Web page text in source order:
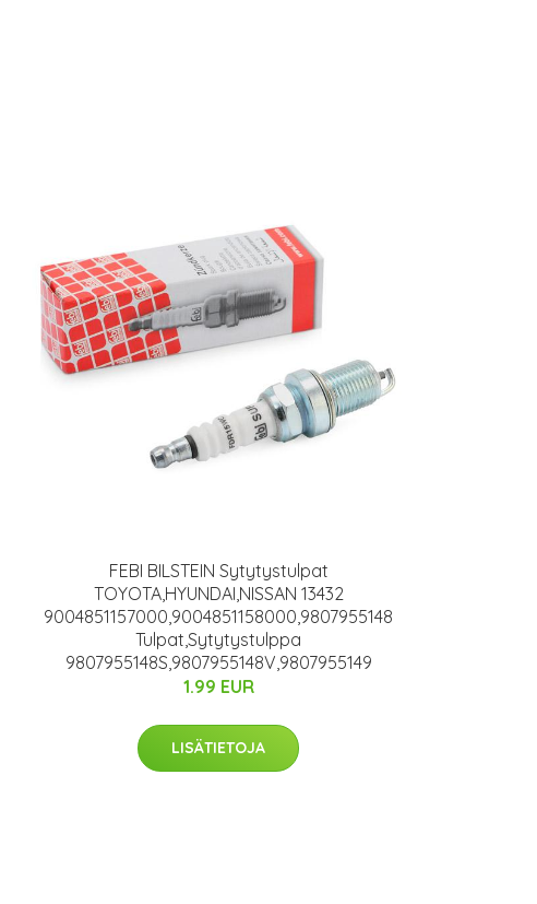
FEBI BILSTEIN Sytytystulpat
TOYOTA,HYUNDAI,NISSAN 13432
9004851157000,9004851158000,9807955148
Tulpat,Sytytystulppa
9807955148S,9807955148V,9807955149
1.99 EUR
LISÄTIETOJA